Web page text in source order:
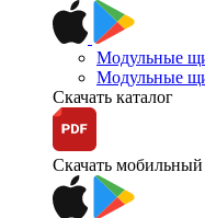
Модульные
Модульные
Скачать каталог
Скачать мобильный